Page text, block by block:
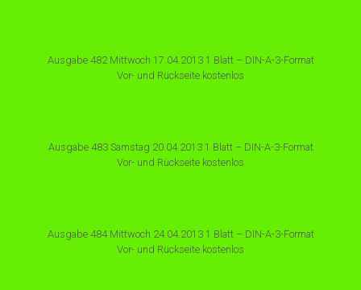
Ausgabe 482 Mittwoch 17.04.2013 1 Blatt – DIN-A-3-Format
Vor- und Rückseite kostenlos
Ausgabe 483 Samstag 20.04.2013 1 Blatt – DIN-A-3-Format
Vor- und Rückseite kostenlos
Ausgabe 484 Mittwoch 24.04.2013 1 Blatt – DIN-A-3-Format
Vor- und Rückseite kostenlos